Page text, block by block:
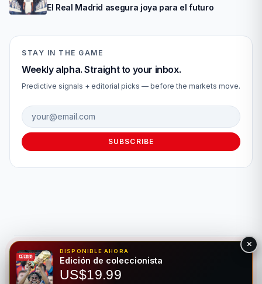
El Real Madrid asegura joya para el futuro
STAY IN THE GAME
Weekly alpha. Straight to your inbox.
Predictive signals + editorial picks — before the markets move.
Email address
SUBSCRIBE
© 2026 Fútbol Mundial®. Todos los derechos reservados. Solo
para fines de entretenimiento. Por favor, apuesta de forma
responsable.
DISPONIBLE AHORA
Edición de coleccionista
US$19.99